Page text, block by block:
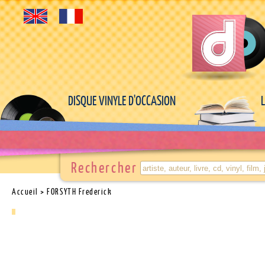
DISQUE VINYLE D'OCCASION
Rechercher
Accueil > FORSYTH Frederick